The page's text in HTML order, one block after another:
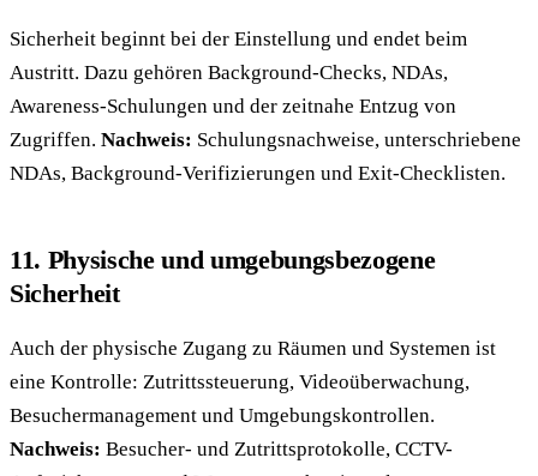
Sicherheit beginnt bei der Einstellung und endet beim
Austritt. Dazu gehören Background-Checks, NDAs,
Awareness-Schulungen und der zeitnahe Entzug von
Zugriffen. Nachweis: Schulungsnachweise, unterschriebene
NDAs, Background-Verifizierungen und Exit-Checklisten.
11. Physische und umgebungsbezogene
Sicherheit
Auch der physische Zugang zu Räumen und Systemen ist
eine Kontrolle: Zutrittssteuerung, Videoüberwachung,
Besuchermanagement und Umgebungskontrollen.
Nachweis: Besucher- und Zutrittsprotokolle, CCTV-